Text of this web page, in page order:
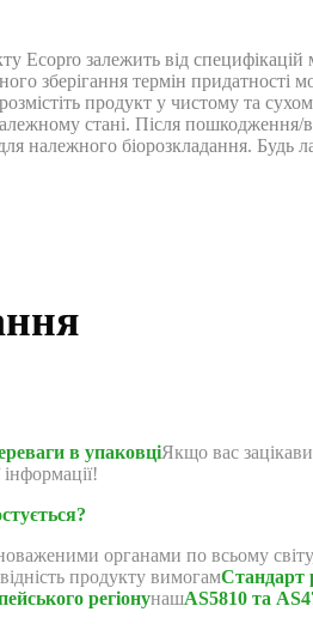
Ecopro залежить від
зберігання термін
продукт у чистому та
стані. Після
належного біорозкладання.
в упаковціЯкщо вас
органами по всьому
продукту вимогамСтандарт
регіонунашAS5810 та